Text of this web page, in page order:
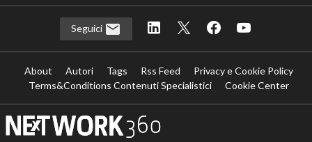
Seguici
About Autori Tags Rss Feed
Privacy e Cookie Policy
Terms&Conditions Contenuti Specialistici
Cookie Center